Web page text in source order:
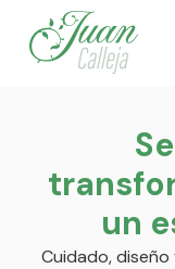
un
Cuidado,